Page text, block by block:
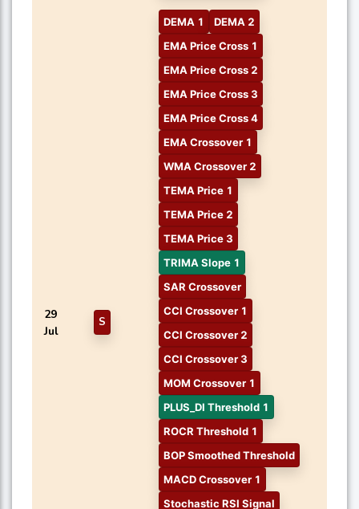
29
Jul
S
DEMA 1
DEMA 2
EMA Price Cross 1
EMA Price Cross 2
EMA Price Cross 3
EMA Price Cross 4
EMA Crossover 1
WMA Crossover 2
TEMA Price 1
TEMA Price 2
TEMA Price 3
TRIMA Slope 1
SAR Crossover
CCI Crossover 1
CCI Crossover 2
CCI Crossover 3
MOM Crossover 1
PLUS_DI Threshold 1
ROCR Threshold 1
BOP Smoothed Threshold
MACD Crossover 1
Stochastic RSI Signal